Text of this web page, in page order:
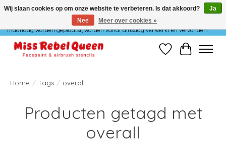
Wij verzenden niet op maandag. Bestellingen die in het weekend of op
maandag worden geplaatst, worden vanaf dinsdag verwerkt en verzonden.
Verlanglijst
Home / Tags / overall
Producten getagd met
overall
Wij slaan cookies op om onze website te verbeteren. Is dat akkoord?
Ja
Nee
Meer over cookies »